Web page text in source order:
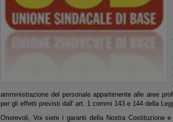
amministrazione del personale appartenente alle aree
per gli effetti previsti dall' art. 1 commi 143 e 144 della
Onorevoli, Voi siete i garanti della Nostra Costituzione